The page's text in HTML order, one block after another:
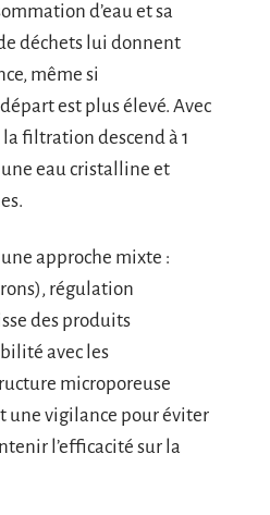
d’eau et sa
déchets lui donnent
même si
est plus élevé. Avec
la filtration descend à 1
eau cristalline et
approche mixte :
régulation
des produits
avec les
microporeuse
une vigilance pour éviter
l’efficacité sur la